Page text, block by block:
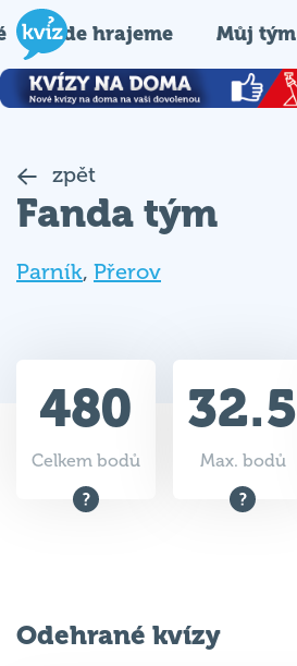
Kde hrajeme Můj tým
zpět
Fanda tým
Parník, Přerov
480
Celkem bodů
32.5
Max. bodů
Odehrané kvízy